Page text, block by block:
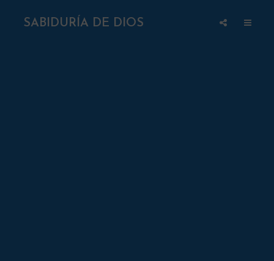
SABIDURÍA DE DIOS